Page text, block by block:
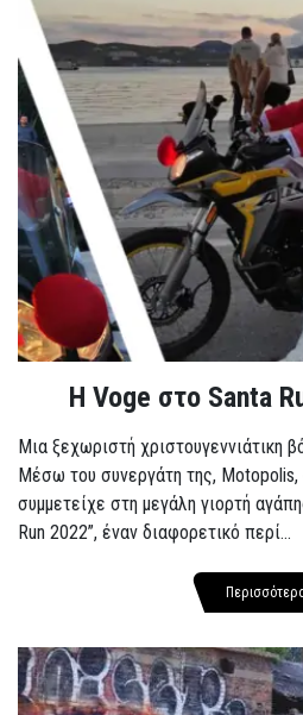
Η Voge στο Santa
Μια ξεχωριστή χριστουγεννιάτικη
Μέσω του συνεργάτη της, Motopolis,
συμμετείχε στη μεγάλη γιορτή
Run 2022”, έναν διαφορετικό περί...